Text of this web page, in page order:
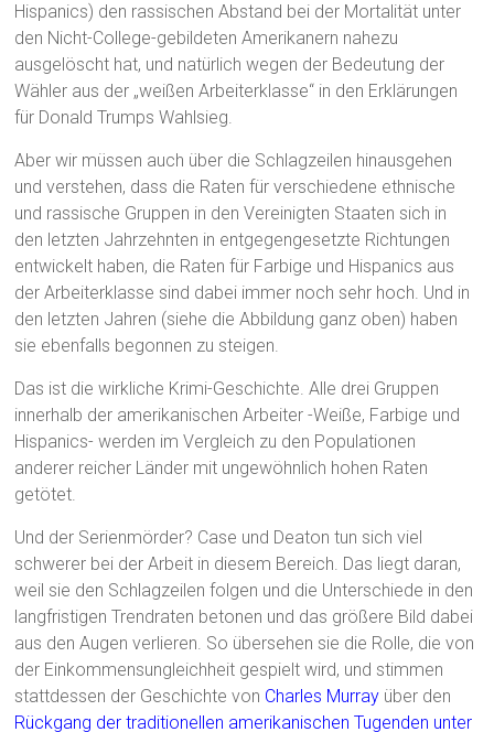
Hispanics) den rassischen Abstand bei der Mortalität unter
den Nicht-College-gebildeten Amerikanern nahezu
ausgelöscht hat, und natürlich wegen der Bedeutung der
Wähler aus der „weißen Arbeiterklasse“ in den Erklärungen
für Donald Trumps Wahlsieg.
Aber wir müssen auch über die Schlagzeilen hinausgehen
und verstehen, dass die Raten für verschiedene ethnische
und rassische Gruppen in den Vereinigten Staaten sich in
den letzten Jahrzehnten in entgegengesetzte Richtungen
entwickelt haben, die Raten für Farbige und Hispanics aus
der Arbeiterklasse sind dabei immer noch sehr hoch. Und in
den letzten Jahren (siehe die Abbildung ganz oben) haben
sie ebenfalls begonnen zu steigen.
Das ist die wirkliche Krimi-Geschichte. Alle drei Gruppen
innerhalb der amerikanischen Arbeiter -Weiße, Farbige und
Hispanics- werden im Vergleich zu den Populationen
anderer reicher Länder mit ungewöhnlich hohen Raten
getötet.
Und der Serienmörder? Case und Deaton tun sich viel
schwerer bei der Arbeit in diesem Bereich. Das liegt daran,
weil sie den Schlagzeilen folgen und die Unterschiede in den
langfristigen Trendraten betonen und das größere Bild dabei
aus den Augen verlieren. So übersehen sie die Rolle, die von
der Einkommensungleichheit gespielt wird, und stimmen
stattdessen der Geschichte von Charles Murray über den
Rückgang der traditionellen amerikanischen Tugenden unter